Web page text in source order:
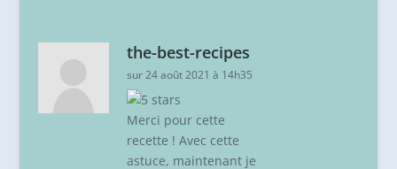
the-best-recipes
sur 24 août 2021 à 14h35
Merci pour cette
recette ! Avec cette
astuce, maintenant je